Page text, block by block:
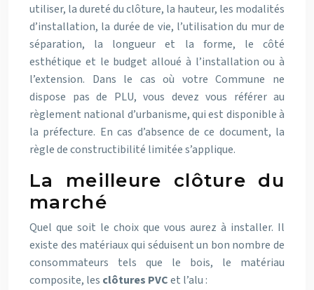
utiliser, la dureté du clôture, la hauteur, les modalités
d’installation, la durée de vie, l’utilisation du mur de
séparation, la longueur et la forme, le côté
esthétique et le budget alloué à l’installation ou à
l’extension. Dans le cas où votre Commune ne
dispose pas de PLU, vous devez vous référer au
règlement national d’urbanisme, qui est disponible à
la préfecture. En cas d’absence de ce document, la
règle de constructibilité limitée s’applique.
La meilleure clôture du
marché
Quel que soit le choix que vous aurez à installer. Il
existe des matériaux qui séduisent un bon nombre de
consommateurs tels que le bois, le matériau
composite, les clôtures PVCet l’alu :